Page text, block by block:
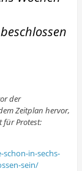
der
Zeitplan hervor,
für Protest:
in-sechs-
sein/